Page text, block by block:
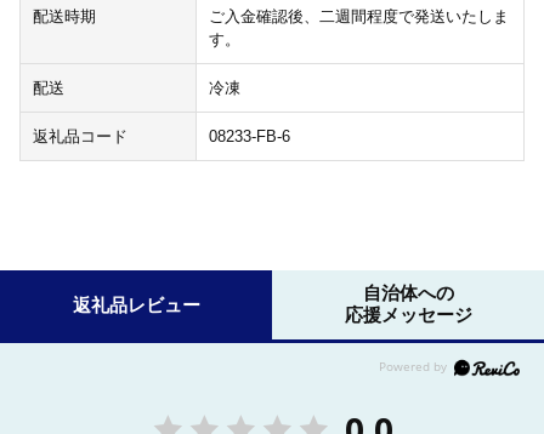
配送時期
ご入金確認後、二週間程度で発送いたしま
す。
配送 冷凍
返礼品コード 08233-FB-6
返礼品レビュー
自治体への
応援メッセージ